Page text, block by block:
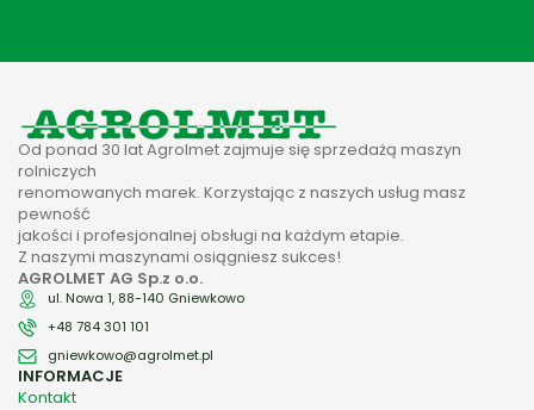
Od ponad 30 lat Agrolmet zajmuje się sprzedażą maszyn
rolniczych
renomowanych marek. Korzystając z naszych usług masz
pewność
jakości i profesjonalnej obsługi na każdym etapie.
Z naszymi maszynami osiągniesz sukces!
AGROLMET AG Sp.z o.o.
ul. Nowa 1, 88-140 Gniewkowo
+48 784 301 101
gniewkowo@agrolmet.pl
INFORMACJE
Kontakt